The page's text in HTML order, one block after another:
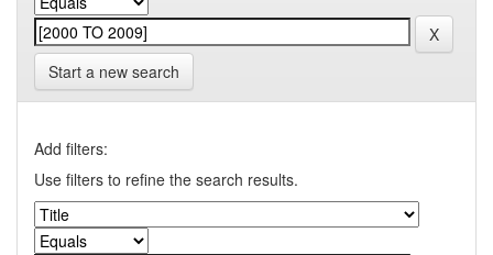
Start a new search
Add filters:
Use filters to refine the search results.